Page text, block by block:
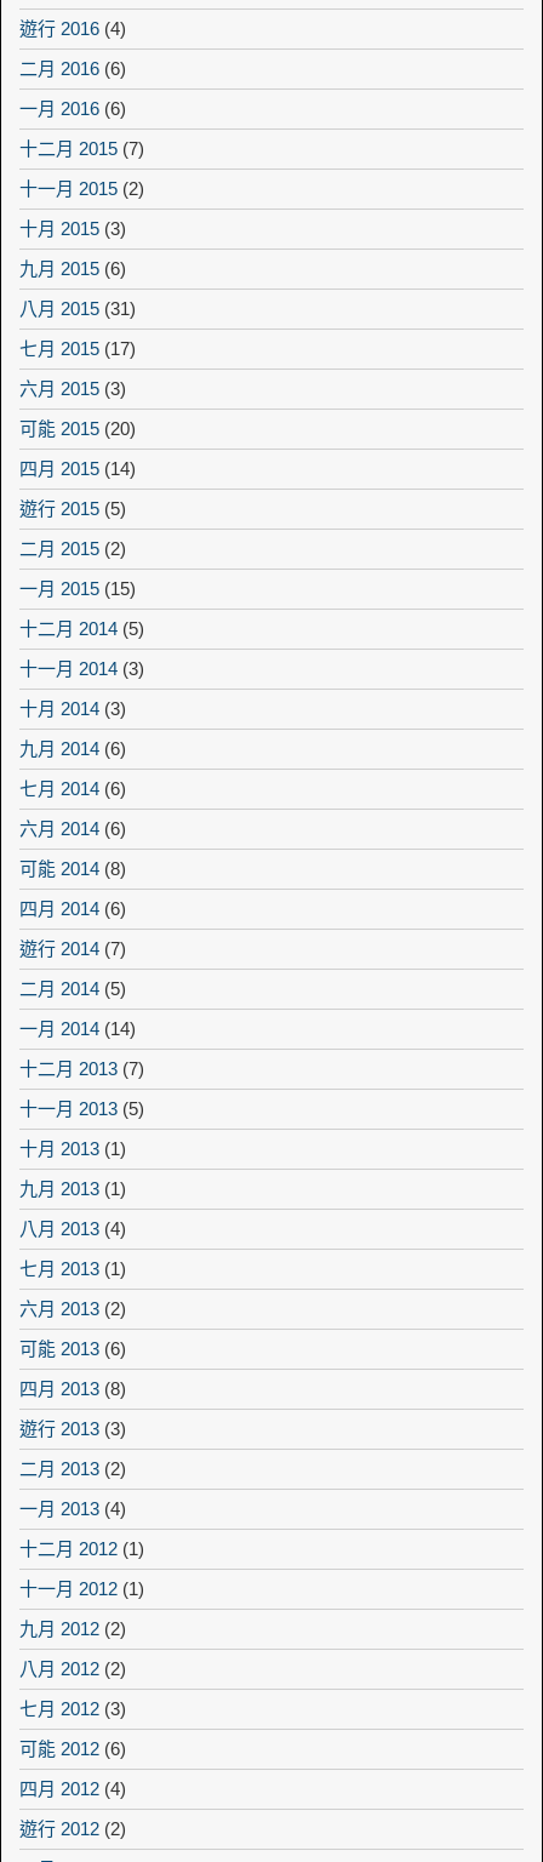
遊行 2016 (4)
二月 2016 (6)
一月 2016 (6)
十二月 2015 (7)
十一月 2015 (2)
十月 2015 (3)
九月 2015 (6)
八月 2015 (31)
七月 2015 (17)
六月 2015 (3)
可能 2015 (20)
四月 2015 (14)
遊行 2015 (5)
二月 2015 (2)
一月 2015 (15)
十二月 2014 (5)
十一月 2014 (3)
十月 2014 (3)
九月 2014 (6)
七月 2014 (6)
六月 2014 (6)
可能 2014 (8)
四月 2014 (6)
遊行 2014 (7)
二月 2014 (5)
一月 2014 (14)
十二月 2013 (7)
十一月 2013 (5)
十月 2013 (1)
九月 2013 (1)
八月 2013 (4)
七月 2013 (1)
六月 2013 (2)
可能 2013 (6)
四月 2013 (8)
遊行 2013 (3)
二月 2013 (2)
一月 2013 (4)
十二月 2012 (1)
十一月 2012 (1)
九月 2012 (2)
八月 2012 (2)
七月 2012 (3)
可能 2012 (6)
四月 2012 (4)
遊行 2012 (2)